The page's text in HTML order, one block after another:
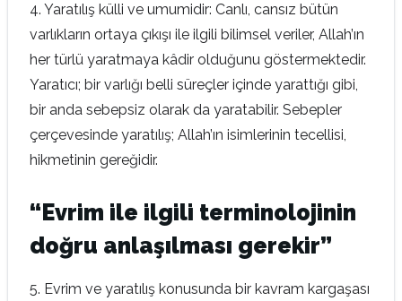
4. Yaratılış külli ve umumidir: Canlı, cansız bütün
varlıkların ortaya çıkışı ile ilgili bilimsel veriler, Allah’ın
her türlü yaratmaya kâdir olduğunu göstermektedir.
Yaratıcı; bir varlığı belli süreçler içinde yarattığı gibi,
bir anda sebepsiz olarak da yaratabilir. Sebepler
çerçevesinde yaratılış; Allah’ın isimlerinin tecellisi,
hikmetinin gereğidir.
“Evrim ile ilgili terminolojinin
doğru anlaşılması gerekir”
5. Evrim ve yaratılış konusunda bir kavram kargaşası